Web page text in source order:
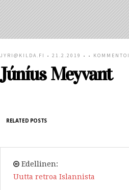
JYRI@KILDA.FI • 21.2.2019 • • KOMMENTOI
Júníus Meyvant
RELATED POSTS
Edellinen:
Uutta retroa Islannista